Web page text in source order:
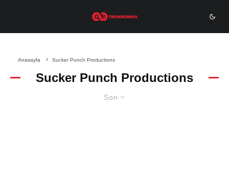
Anasayfa Sucker Punch Productions
Sucker Punch Productions
Son